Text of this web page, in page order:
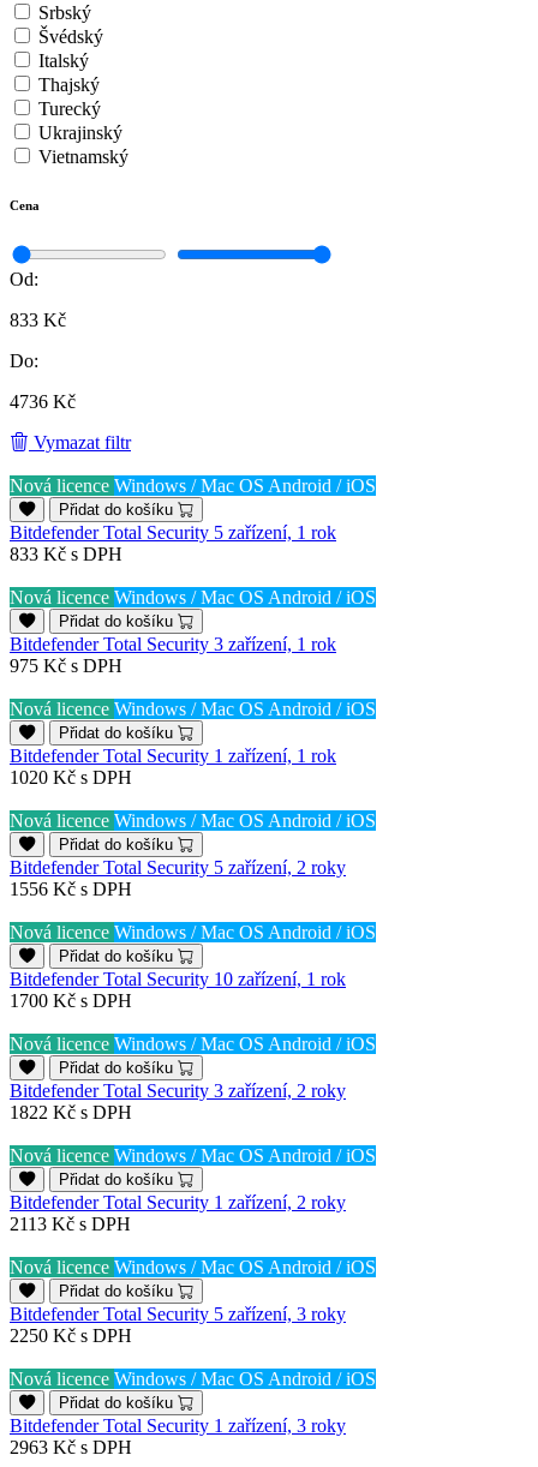
Srbský
Švédský
Italský
Thajský
Turecký
Ukrajinský
Vietnamský
Cena
Od:
833 Kč
Do:
4736 Kč
Vymazat filtr
Nová licence Windows / Mac OS Android / iOS
Přidat do košíku
Bitdefender Total Security 5 zařízení, 1 rok
833 Kč s DPH
Nová licence Windows / Mac OS Android / iOS
Přidat do košíku
Bitdefender Total Security 3 zařízení, 1 rok
975 Kč s DPH
Nová licence Windows / Mac OS Android / iOS
Přidat do košíku
Bitdefender Total Security 1 zařízení, 1 rok
1020 Kč s DPH
Nová licence Windows / Mac OS Android / iOS
Přidat do košíku
Bitdefender Total Security 5 zařízení, 2 roky
1556 Kč s DPH
Nová licence Windows / Mac OS Android / iOS
Přidat do košíku
Bitdefender Total Security 10 zařízení, 1 rok
1700 Kč s DPH
Nová licence Windows / Mac OS Android / iOS
Přidat do košíku
Bitdefender Total Security 3 zařízení, 2 roky
1822 Kč s DPH
Nová licence Windows / Mac OS Android / iOS
Přidat do košíku
Bitdefender Total Security 1 zařízení, 2 roky
2113 Kč s DPH
Nová licence Windows / Mac OS Android / iOS
Přidat do košíku
Bitdefender Total Security 5 zařízení, 3 roky
2250 Kč s DPH
Nová licence Windows / Mac OS Android / iOS
Přidat do košíku
Bitdefender Total Security 1 zařízení, 3 roky
2963 Kč s DPH